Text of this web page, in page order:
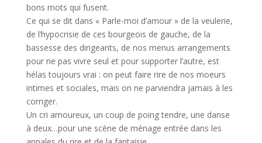
bons mots qui fusent.
Ce qui se dit dans « Parle-moi d’amour » de la veulerie,
de l’hypocrisie de ces bourgeois de gauche, de la
bassesse des dirigeants, de nos menus arrangements
pour ne pas vivre seul et pour supporter l’autre, est
hélas toujours vrai : on peut faire rire de nos moeurs
intimes et sociales, mais on ne parviendra jamais à les
corriger.
Un cri amoureux, un coup de poing tendre, une danse
à deux…pour une scène de ménage entrée dans les